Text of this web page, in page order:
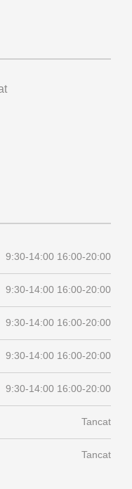
9:30-14:00 16:00-20:00
9:30-14:00 16:00-20:00
9:30-14:00 16:00-20:00
9:30-14:00 16:00-20:00
9:30-14:00 16:00-20:00
Tancat
Tancat